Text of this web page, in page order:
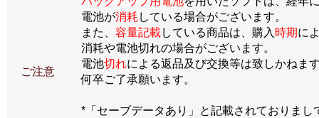
ご注意
電池が消耗 している場合がございます。
また、 容量記載している商品は、購入 時期に
消耗や電池切れの場合がございます。
電池切れによる返品及び交換等は致しかねま
何卒ご了承願います。
*「セーブデータあり」と記載されておりまし